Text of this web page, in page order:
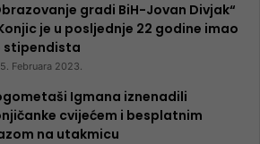
gradi BiH-Jovan Divjak“
je u posljednje 22 godine imao
​​stipendista
Februara 2023.
Igmana iznenadili
cvijećem i besplatnim
na utakmicu